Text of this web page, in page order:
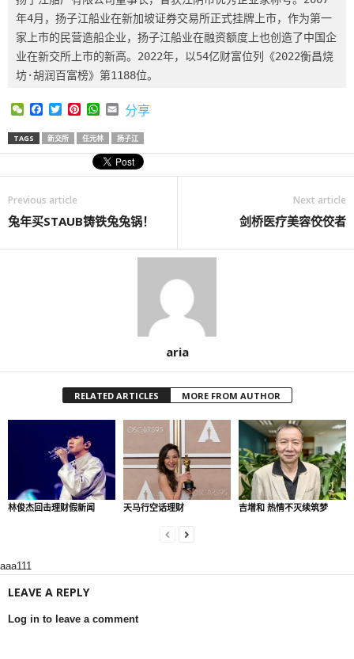
年4月，扬子江船业在新加坡证券交易所正式挂牌上市，作为第一
家上市的民营造船企业，扬子江船业在融资额度上也创造了中国企
业在新交所上市的新高。2022年，以54亿财富位列《2022衡昌烧
坊·胡润百富榜》第1188位。
WeChatFacebook
TwitterPinterest
WhatsApp
Email
分享
TAGS 新交所 任元林 扬子江
Previous article
兔年买STAUB铸铁兔兔锅！
Next article
剑桥医疗美容佼佼者
aria
RELATED ARTICLES MORE FROM AUTHOR
林俊杰回击理财假新闻 天马行空话理财 吉增和 热情不灭续筑梦
aaa111
LEAVE A REPLY
Log in to leave a comment